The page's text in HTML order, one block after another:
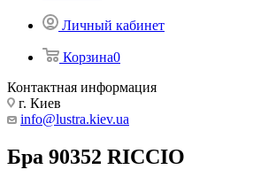
Личный кабинет
Корзина0
Контактная информация
г. Киев
info@lustra.kiev.ua
Бра 90352 RICCIO